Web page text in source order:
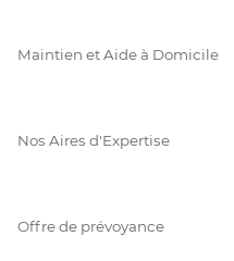
Maintien et Aide à Domicile
Nos Aires d'Expertise
Offre de prévoyance